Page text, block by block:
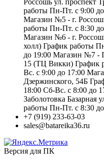
работы Пн-Пт. с 9:00
Магазин №5 - г.
работы Пн-Пт. с 8:30
Магазин №6 - г.
холл) График работы
до 19:00 Магазин №7 -
15 (ТЦ Викки) График
Вс. с 9:00 до 17:00
Дзержинского, 54Б
18:00 Сб-Вс. с 8:00 до
Заболотовка Базарная
работы Пн-Пт. с 8:30
+7 (919) 233-63-03
sales@batareika36.ru
Версия для ПК